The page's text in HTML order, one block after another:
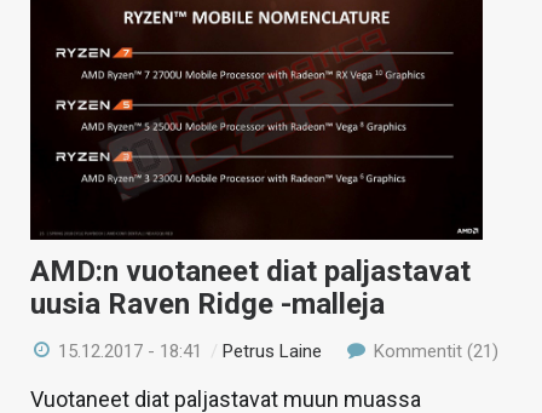
HINTA.FI
KAUPPA
VAIHDA TEEMA
HAKU
AMD:n vuotaneet diat paljastavat
uusia Raven Ridge -malleja
15.12.2017 - 18:41 /Petrus Laine Kommentit (21)
Vuotaneet diat paljastavat muun muassa